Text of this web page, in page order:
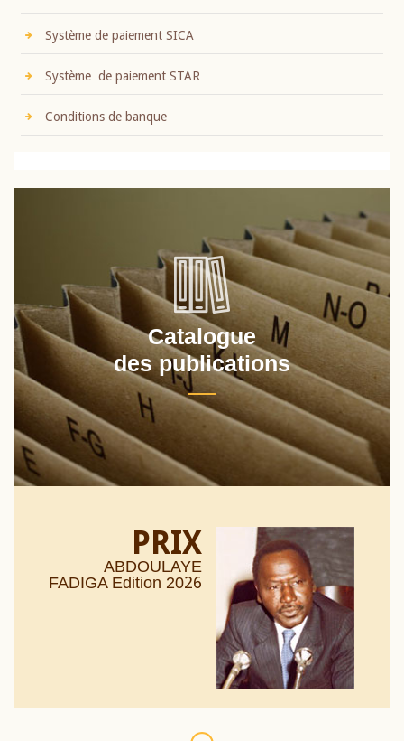
Système de paiement SICA
Système de paiement STAR
Conditions de banque
Catalogue
des publications
PRIX
ABDOULAYE
FADIGA Edition 2026